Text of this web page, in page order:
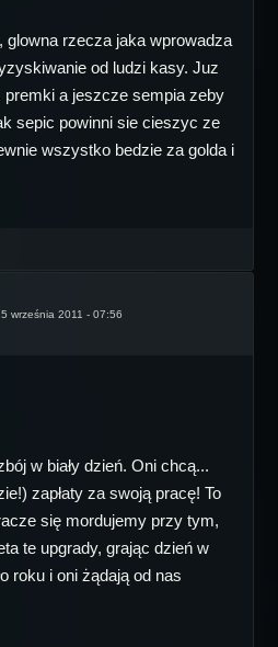
glowna rzecza jaka wprowadza
od ludzi kasy. Juz
a jeszcze sempia zeby
sepic powinni sie cieszyc ze
wszystko bedzie za golda i
września 2011 - 07:56
w biały dzień. Oni chcą...
zapłaty za swoją pracę! To
się mordujemy przy tym,
te upgrady, grając dzień w
roku i oni żądają od nas